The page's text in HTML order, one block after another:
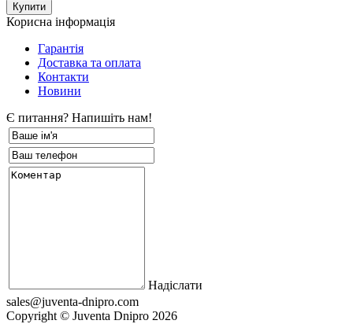
Корисна інформація
Гарантія
Доставка та оплата
Контакти
Новини
Є питання? Напишіть нам!
Надіслати
sales@juventa-dnipro.com
Copyright © Juventa Dnipro 2026